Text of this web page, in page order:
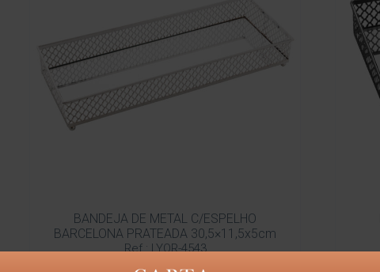
BANDEJA DE METAL C/ESPELHO
BARCELONA PRATEADA 30,5×11,5x5cm
Ref.: LYOR-4543